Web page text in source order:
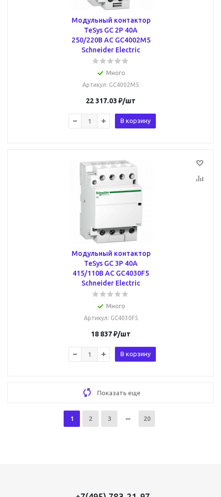
Модульный контактор
TeSys GC 2P 40А
250/220В AC GC4002M5
Schneider Electric
Много
Артикул: GC4002M5
22 317.03 ₽/шт
В корзину
Модульный контактор
TeSys GC 3P 40А
415/110В AC GC4030F5
Schneider Electric
Много
Артикул: GC4030F5
18 837₽/шт
В корзину
Показать еще
1 2 3 20